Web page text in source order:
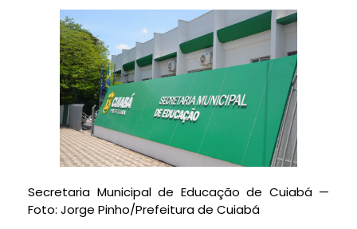
Secretaria Municipal de Educação de Cuiabá —
Foto: Jorge Pinho/Prefeitura de Cuiabá